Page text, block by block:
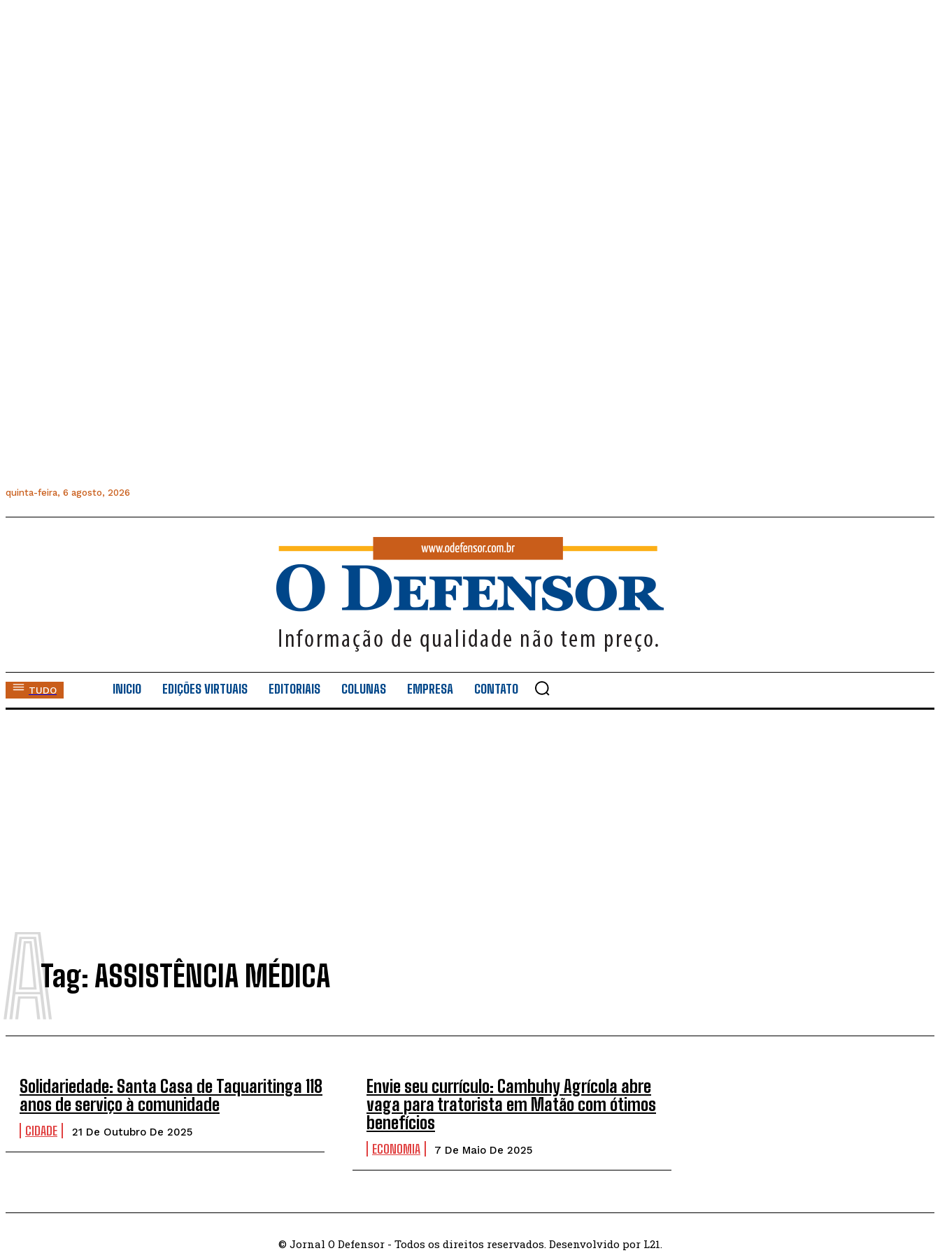
quinta-feira, 6 agosto, 2026
TUDO INICIO EDIÇÕES VIRTUAIS EDITORIAIS COLUNAS EMPRESA CONTATO
Tag: ASSISTÊNCIA MÉDICA
A
Solidariedade: Santa Casa de Taquaritinga 118
anos de serviço à comunidade
CIDADE 21 De Outubro De 2025
Envie seu currículo: Cambuhy Agrícola abre
vaga para tratorista em Matão com ótimos
benefícios
ECONOMIA 7 De Maio De 2025
© Jornal O Defensor - Todos os direitos reservados. Desenvolvido por L21.